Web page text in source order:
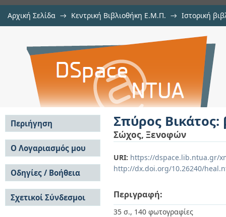
Αρχική Σελίδα → Κεντρική Βιβλιοθήκη Ε.Μ.Π. → Ιστορική
Σπύρος Βικάτος: βιογραφία -
Σπύρος Βικάτος:
Σώχος, Ξενοφών
URI: https://dspace.lib.ntua.gr/
http://dx.doi.org/10.26240/
Περιγραφή:
35 σ., 140 φωτογραφίες
Περιήγηση
Σε όλο το DSpace
Κοινότητες & Συλλογές
Ανά Ημερομηνία
Έκδοσης
Συγγραφείς
Τίτλοι
Θέματα
Ο Λογαριασμός μου
Σύνδεση
Εγγραφή
Οδηγίες / Βοήθεια
Οδηγίες Υποβολής
Οδηγίες Χρήσης ΙΑ
Συχνές Ερωτήσεις
Σχετικοί Σύνδεσμοι